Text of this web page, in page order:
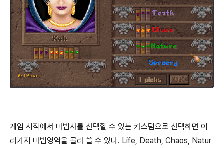
게임 시작에서 마법사를 선택할 수 있는 커스텀으로 선택하면 여
러가지 마법영역을 골라 쓸 수 있다. Life, Death, Chaos, Natur